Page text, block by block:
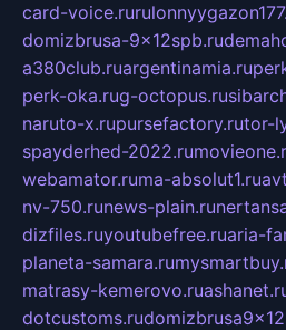
card-voice.ru
domizbrusa-9x12spb.ru
a380club.ruargentinamia.ru
perk-oka.rug-octopus.ru
naruto-x.rupursefactory.rutor-
spayderhed-2022.ru
webamator.ruma-absolut1.ru
nv-750.runews-plain.ru
dizfiles.ruyoutubefree.ruaria-
planeta-samara.ru
matrasy-kemerovo.ru
dotcustoms.ru